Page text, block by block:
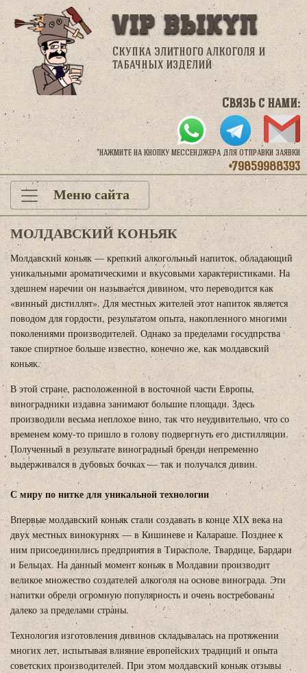
VIP Выкуп
Скупка элитного алкоголя и
табачных изделий
Связь с нами:
*нажмите на кнопку мессенджера для отправки заявки
+79859988393
Меню сайта
МОЛДАВСКИЙ КОНЬЯК
Молдавский коньяк — крепкий алкогольный напиток, обладающий
уникальными ароматическими и вкусовыми характеристиками. На
здешнем наречии он называется дивином, что переводится как
«винный дистиллят». Для местных жителей этот напиток является
поводом для гордости, результатом опыта, накопленного многими
поколениями производителей. Однако за пределами госудпрства
такое спиртное больше известно, конечно же, как молдавский
коньяк.
В этой стране, расположенной в восточной части Европы,
виноградники издавна занимают большие площади. Здесь
производили весьма неплохое вино, так что неудивительно, что со
временем кому-то пришло в голову подвергнуть его дистилляции.
Полученный в результате виноградный бренди непременно
выдерживался в дубовых бочках — так и получался дивин.
С миру по нитке для уникальной технологии
Впервые молдавский коньяк стали создавать в конце ХIХ века на
двух местных винокурнях — в Кишиневе и Калараше. Позднее к
ним присоединились предприятия в Тирасполе, Твардице, Бардари
и Бельцах. На данный момент коньяк в Молдавии производит
великое множество создателей алкоголя на основе винограда. Эти
напитки обрели огромную популярность и очень востребованы
далеко за пределами страны.
Технология изготовления дивинов складывалась на протяжении
многих лет, испытывая влияние европейских традиций и опыта
советских производителей. При этом молдавский коньяк отзывы